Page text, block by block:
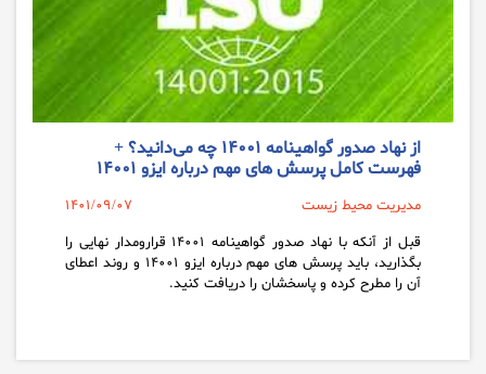
از نهاد صدور گواهینامه ۱۴۰۰۱ چه می‌دانید؟ +
فهرست کامل پرسش های مهم درباره ایزو ۱۴۰۰۱
مدیریت محیط زیست
1401/09/07
قبل از آنکه با نهاد صدور گواهینامه ۱۴۰۰۱ قرارومدار نهایی را
بگذارید، باید پرسش های مهم درباره ایزو ۱۴۰۰۱ و روند اعطای
آن را مطرح کرده و پاسخشان را دریافت کنید.